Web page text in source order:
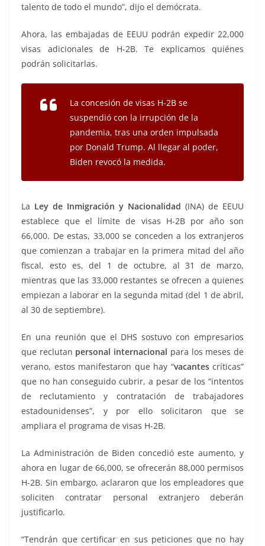
talento de todo el mundo”, dijo el demócrata.
Ahora, las embajadas de EEUU podrán expedir 22,000
visas adicionales de H-2B. Te explicamos quiénes
podrán solicitarlas.
La concesión de visas H-2B se
suspendió con la irrupción de la
pandemia, tras una orden impulsada
por Donald Trump. Al llegar al poder,
Biden revocó la medida.
La Ley de Inmigración y Nacionalidad (INA) de EEUU
establece que el límite de visas H-2B por año son
66,000. De estas, 33,000 se conceden a los extranjeros
que comienzan a trabajar en la primera mitad del año
fiscal, esto es, del 1 de octubre, al 31 de marzo,
mientras que las 33,000 restantes se ofrecen a quienes
empiezan a laborar en la segunda mitad (del 1 de abril,
al 30 de septiembre).
En una reunión que el DHS sostuvo con empresarios
que reclutan personal internacional para los meses de
verano, estos manifestaron que hay “vacantescríticas”
que no han conseguido cubrir, a pesar de los “intentos
de reclutamiento y contratación de trabajadores
estadounidenses”, y por ello solicitaron que se
ampliara el programa de visas H-2B.
La Administración de Biden concedió este aumento, y
ahora en lugar de 66,000, se ofrecerán 88,000 permisos
H-2B. Sin embargo, aclararon que los empleadores que
soliciten contratar personal extranjero deberán
justificarlo.
“Tendrán que certificar en sus peticiones que no hay